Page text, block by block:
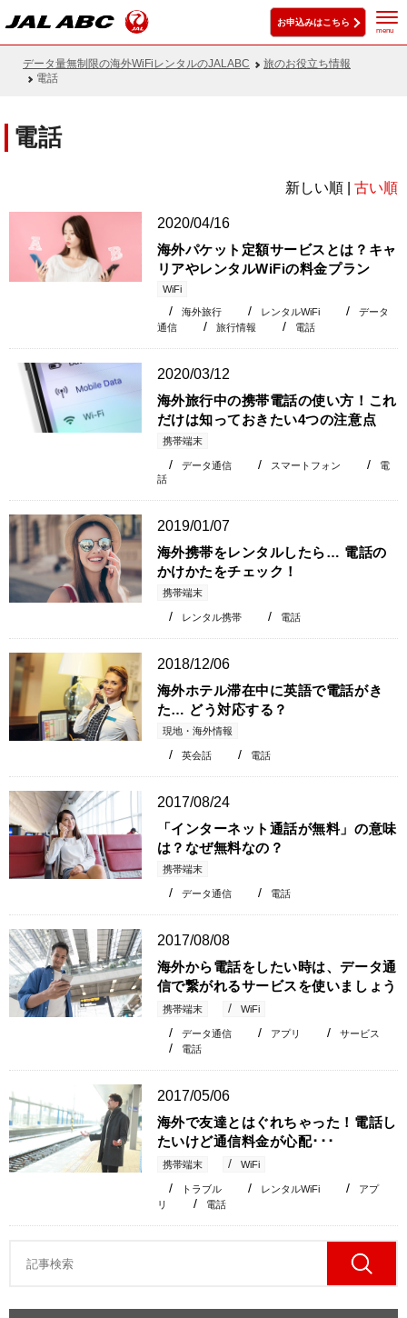
お申込みはこちら
menu
データ量無制限の海外WiFiレンタルのJALABC
旅のお役立ち情報
電話
電話
新しい順 | 古い順
2020/04/16
海外パケット定額サービスとは？キャ
リアやレンタルWiFiの料金プラン
WiFi
海外旅行 レンタルWiFi
データ
通信
旅行情報 電話
2020/03/12
海外旅行中の携帯電話の使い方！これ
だけは知っておきたい4つの注意点
携帯端末
データ通信 スマートフォン
電
話
2019/01/07
海外携帯をレンタルしたら… 電話の
かけかたをチェック！
携帯端末
レンタル携帯 電話
2018/12/06
海外ホテル滞在中に英語で電話がき
た… どう対応する？
現地・海外情報
英会話 電話
2017/08/24
「インターネット通話が無料」の意味
は？なぜ無料なの？
携帯端末
データ通信 電話
2017/08/08
海外から電話をしたい時は、データ通
信で繋がれるサービスを使いましょう
携帯端末 WiFi
データ通信 アプリ
サービス
電話
2017/05/06
海外で友達とはぐれちゃった！電話し
たいけど通信料金が心配･･･
携帯端末 WiFi
トラブル レンタルWiFi
アプ
リ
電話